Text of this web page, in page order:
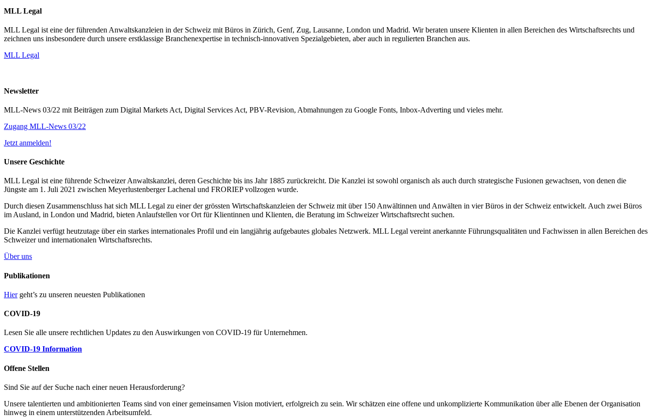
MLL Legal
MLL Legal ist eine der führenden Anwaltskanzleien in der Schweiz mit Büros in Zürich, Genf, Zug, Lausanne, London und Madrid. Wir beraten unsere Klienten in allen Bereichen des Wirtschaftsrechts und
zeichnen uns insbesondere durch unsere erstklassige Branchenexpertise in technisch-innovativen Spezialgebieten, aber auch in regulierten Branchen aus.
MLL Legal
Newsletter
MLL-News 03/22 mit Beiträgen zum Digital Markets Act, Digital Services Act, PBV-Revision, Abmahnungen zu Google Fonts, Inbox-Adverting und vieles mehr.
Zugang MLL-News 03/22
Jetzt anmelden!
Unsere Geschichte
MLL Legal ist eine führende Schweizer Anwaltskanzlei, deren Geschichte bis ins Jahr 1885 zurückreicht. Die Kanzlei ist sowohl organisch als auch durch strategische Fusionen gewachsen, von denen die
Jüngste am 1. Juli 2021 zwischen Meyerlustenberger Lachenal und FRORIEP vollzogen wurde.
Durch diesen Zusammenschluss hat sich MLL Legal zu einer der grössten Wirtschaftskanzleien der Schweiz mit über 150 Anwältinnen und Anwälten in vier Büros in der Schweiz entwickelt. Auch zwei Büros
im Ausland, in London und Madrid, bieten Anlaufstellen vor Ort für Klientinnen und Klienten, die Beratung im Schweizer Wirtschaftsrecht suchen.
Die Kanzlei verfügt heutzutage über ein starkes internationales Profil und ein langjährig aufgebautes globales Netzwerk. MLL Legal vereint anerkannte Führungsqualitäten und Fachwissen in allen Bereichen des
Schweizer und internationalen Wirtschaftsrechts.
Über uns
Publikationen
Hiergeht’s zu unseren neuesten Publikationen
COVID-19
Lesen Sie alle unsere rechtlichen Updates zu den Auswirkungen von COVID-19 für Unternehmen.
COVID-19 Information
Offene Stellen
Sind Sie auf der Suche nach einer neuen Herausforderung?
Unsere talentierten und ambitionierten Teams sind von einer gemeinsamen Vision motiviert, erfolgreich zu sein. Wir schätzen eine offene und unkomplizierte Kommunikation über alle Ebenen der Organisation
hinweg in einem unterstützenden Arbeitsumfeld.